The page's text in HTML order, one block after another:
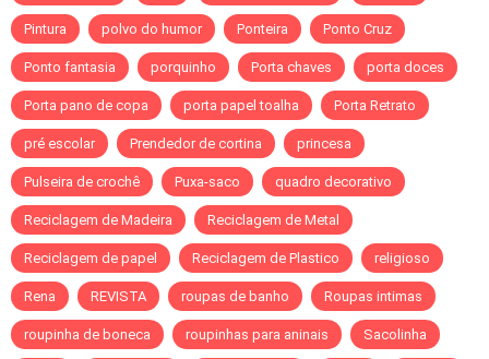
Pintura polvo do humor Ponteira Ponto Cruz
Ponto fantasia porquinho Porta chaves porta doces
Porta pano de copa porta papel toalha Porta Retrato
pré escolar Prendedor de cortina princesa
Pulseira de crochê Puxa-saco quadro decorativo
Reciclagem de Madeira Reciclagem de Metal
Reciclagem de papel Reciclagem de Plastico religioso
Rena REVISTA roupas de banho Roupas intimas
roupinha de boneca roupinhas para aninais Sacolinha